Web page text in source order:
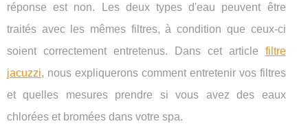
réponse est non. Les deux types d'eau peuvent être
traités avec les mêmes filtres, à condition que ceux-ci
soient correctement entretenus. Dans cet article filtre
jacuzzi, nous expliquerons comment entretenir vos filtres
et quelles mesures prendre si vous avez des eaux
chlorées et bromées dans votre spa.